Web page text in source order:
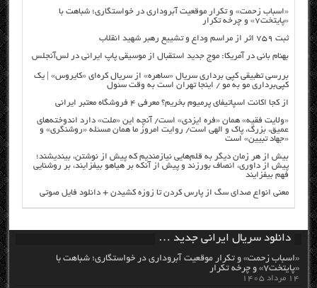
«اسباب زحمت» و تکرار موقعیت آبروداری در خواستگاری؛ شباهت با
«پایتخت۷» و چرخه تکرار
ثبت ۷۵۹ اثر از مراسم وداع و تشییع رهبر شهید انقلاب
بهنام بانی در آمریکا: موج جدید استقبال از موسیقی پاپ ایرانی در لس‌آنجلس
بررسی تطبیقی کپی برداری سریال «ساهره» از سریال کره‌ای «کایروس» | یک
کپی‌برداری مو به مو / اینجا تهران است به وقت سئول
از کجا اکانت اسپاتیفای پرمیوم بخریم؟ معرفی ۴ فروشگاه معتبر ایرانی
«ولایت فقیه» همان «فره ایزدی» است/ آنچه این «ملت» دارد اندوخته‌های
عمیق، بزرگ، پاک و الهی است/ روایت امروز ما همان مسئله «روشنگری» و
«جهاد تبیین» است
بیش از هر زمان دیگر به قلم‌هایی نیازمندیم که پیش از نوشتن، بیندیشند؛
پیش از داوری، انصاف بورزند و پیش از آنکه بر هیاهو بیفزایند، بر روشنایی
فهم بیفزایند
معنی انواع صدای سگ از پارس کردن تا زوزه کشیدن + دانلود فایل صوتی
دانلود سریال ایرانی جدید …
«اسباب زحمت» و تکرار موقعیت آبروداری در خواستگاری؛ شباهت با
«پایتخت۷» و چرخه تکرار
۱۴ مرداد ۱۴۰۵